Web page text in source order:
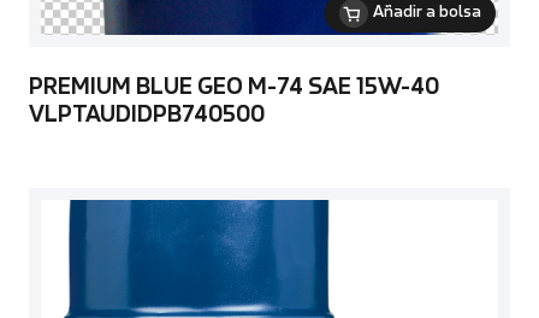
Añadir a bolsa
PREMIUM BLUE GEO M-74 SAE 15W-40
VLPTAUDIDPB740500